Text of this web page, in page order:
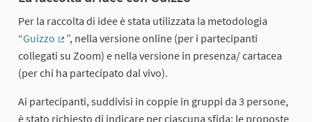
Per la raccolta di idee è stata utilizzata la metodologia
“Guizzo
(Collegamento esterno)
”, nella versione online (per i partecipanti
collegati su Zoom) e nella versione in presenza/ cartacea
(per chi ha partecipato dal vivo).
Ai partecipanti, suddivisi in coppie in gruppi da 3 persone,
è stato richiesto di indicare per ciascuna sfida: le proposte